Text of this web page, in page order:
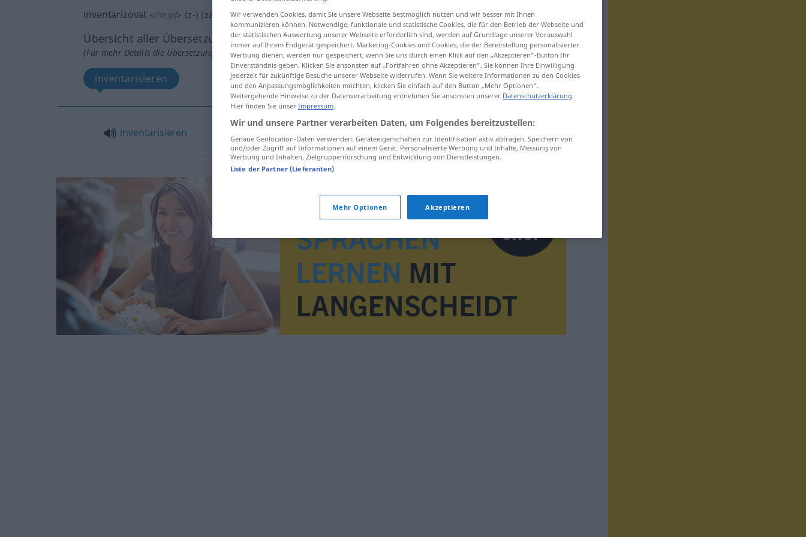
inventarizovat <(im)pf> (z-) (za- -zuji>)
Übersicht aller Übersetzungen
(Für mehr Details die Übersetzung anklicken/antippen)
inventarisieren
inventarisieren
Wir verwenden Cookies, damit Sie unsere Webseite bestmöglich nutzen und wir besser mit Ihnen
kommunizieren können. Notwendige, funktionale und statistische Cookies, die für den Betrieb der Webseite und
der statistischen Auswertung unserer Webseite erforderlich sind, werden auf Grundlage unserer Vorauswahl
immer auf Ihrem Endgerät gespeichert. Marketing-Cookies und Cookies, die der Bereitstellung personalisierter
Werbung dienen, werden nur gespeichert, wenn Sie uns durch einen Klick auf den „Akzeptieren“-Button Ihr
Einverständnis geben. Klicken Sie ansonsten auf „Fortfahren ohne Akzeptieren“. Sie können Ihre Einwilligung
jederzeit für zukünftige Besuche unserer Webseite widerrufen. Wenn Sie weitere Informationen zu den Cookies
und den Anpassungsmöglichkeiten möchten, klicken Sie einfach auf den Button „Mehr Optionen“.
Weitergehende Hinweise zu der Datenverarbeitung entnehmen Sie ansonsten unserer Datenschutzerklärung.
Hier finden Sie unser Impressum.
Wir und unsere Partner verarbeiten Daten, um Folgendes bereitzustellen:
Genaue Geolocation-Daten verwenden. Geräteeigenschaften zur Identifikation aktiv abfragen. Speichern von
und/oder Zugriff auf Informationen auf einem Gerät. Personalisierte Werbung und Inhalte, Messung von
Werbung und Inhalten, Zielgruppenforschung und Entwicklung von Dienstleistungen.
Liste der Partner (Lieferanten)
Mehr Optionen Akzeptieren